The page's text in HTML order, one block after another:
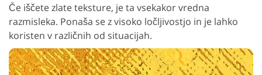
Če iščete zlate teksture, je ta vsekakor vredna
razmisleka. Ponaša se z visoko ločljivostjo in je lahko
koristen v različnih od situacijah.